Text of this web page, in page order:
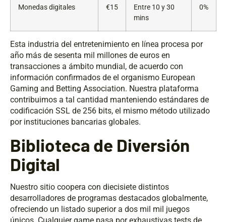
Monedas digitales €15
Entre 10 y 30
mins
0%
Esta industria del entretenimiento en línea procesa por
año más de sesenta mil millones de euros en
transacciones a ámbito mundial, de acuerdo con
información confirmados de el organismo European
Gaming and Betting Association. Nuestra plataforma
contribuimos a tal cantidad manteniendo estándares de
codificación SSL de 256 bits, el mismo método utilizado
por instituciones bancarias globales.
Biblioteca de Diversión
Digital
Nuestro sitio coopera con diecisiete distintos
desarrolladores de programas destacados globalmente,
ofreciendo un listado superior a dos mil mil juegos